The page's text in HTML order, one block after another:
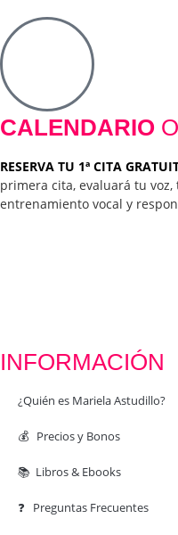
CALENDARIO
RESERVA TU 1ª CITA
primera cita, evaluará tu
entrenamiento vocal y
INFORMACIÓN
¿Quién es Mariela Astudillo?
💰 Precios y Bonos
📚 Libros & Ebooks
❓ Preguntas Frecuentes